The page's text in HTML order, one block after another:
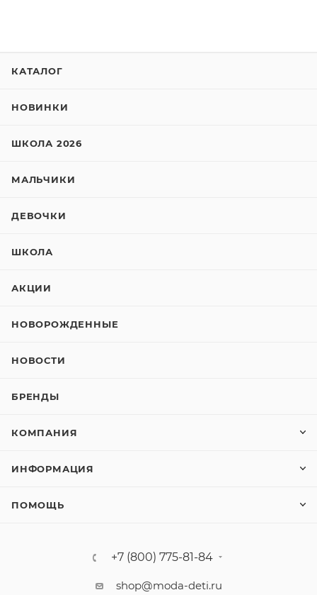
КАТАЛОГ
НОВИНКИ
ШКОЛА 2026
МАЛЬЧИКИ
ДЕВОЧКИ
ШКОЛА
АКЦИИ
НОВОРОЖДЕННЫЕ
НОВОСТИ
БРЕНДЫ
КОМПАНИЯ
ИНФОРМАЦИЯ
ПОМОЩЬ
+7 (800) 775-81-84
shop@moda-deti.ru